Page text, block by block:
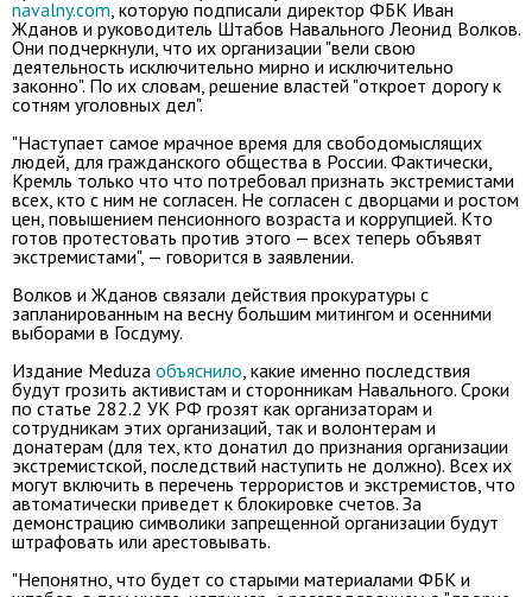
navalny.com, которую подписали директор ФБК Иван
Жданов и руководитель Штабов Навального Леонид Волков.
Они подчеркнули, что их организации "вели свою
деятельность исключительно мирно и исключительно
законно". По их словам, решение властей "откроет дорогу к
сотням уголовных дел".
"Наступает самое мрачное время для свободомыслящих
людей, для гражданского общества в России. Фактически,
Кремль только что что потребовал признать экстремистами
всех, кто с ним не согласен. Не согласен с дворцами и ростом
цен, повышением пенсионного возраста и коррупцией. Кто
готов протестовать против этого — всех теперь объявят
экстремистами", — говорится в заявлении.
Волков и Жданов связали действия прокуратуры с
запланированным на весну большим митингом и осенними
выборами в Госдуму.
Издание Meduza объяснило, какие именно последствия
будут грозить активистам и сторонникам Навального. Сроки
по статье 282.2 УК РФ грозят как организаторам и
сотрудникам этих организаций, так и волонтерам и
донатерам (для тех, кто донатил до признания организации
экстремистской, последствий наступить не должно). Всех их
могут включить в перечень террористов и экстремистов, что
автоматически приведет к блокировке счетов. За
демонстрацию символики запрещенной организации будут
штрафовать или арестовывать.
"Непонятно, что будет со старыми материалами ФБК и